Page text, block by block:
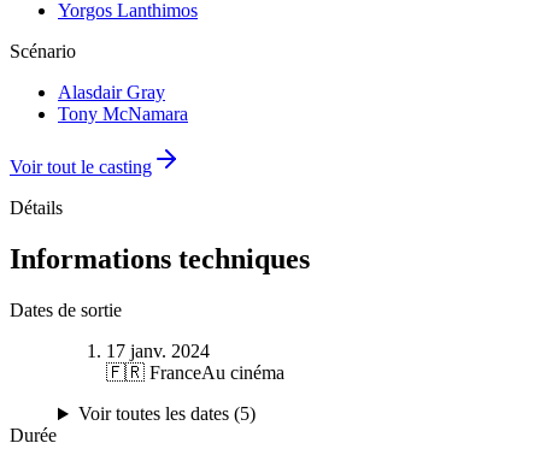
Yorgos Lanthimos
Scénario
Alasdair Gray
Tony McNamara
Voir tout le casting
Détails
Informations techniques
Dates de sortie
17 janv. 2024
🇫🇷 FranceAu cinéma
Voir toutes les dates (5)
Durée